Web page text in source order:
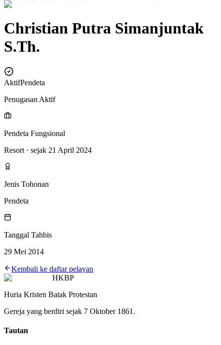
Christian Putra Simanjuntak
S.Th.
AktifPendeta
Penugasan Aktif
Pendeta Fungsional
Resort · sejak 21 April 2024
Jenis Tohonan
Pendeta
Tanggal Tahbis
29 Mei 2014
Kembali ke daftar pelayan
HKBP
Huria Kristen Batak Protestan
Gereja yang berdiri sejak 7 Oktober 1861.
Tautan